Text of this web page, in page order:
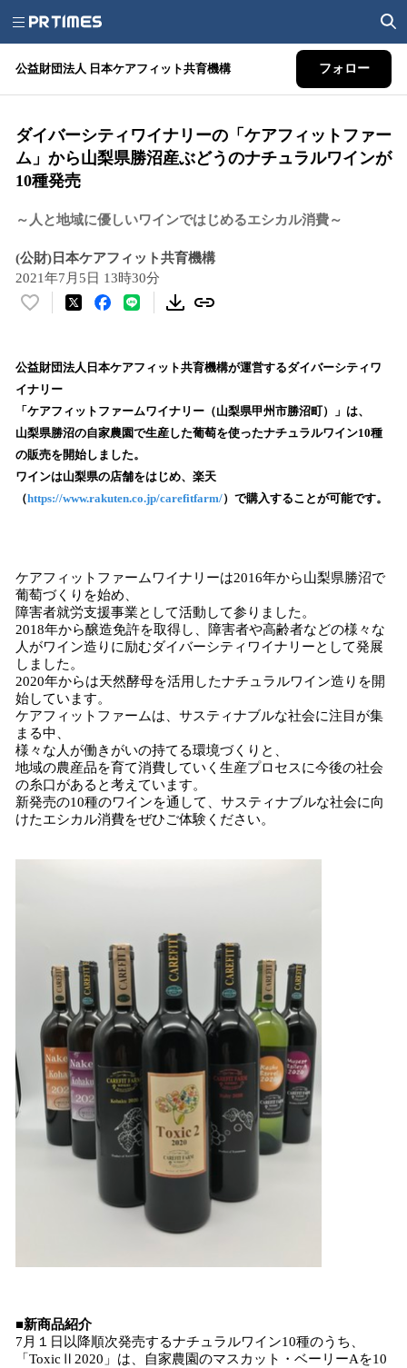
公益財団法人 日本ケアフィット共育機構 フォロー
ダイバーシティワイナリーの「ケアフィットファー
ム」から山梨県勝沼産ぶどうのナチュラルワインが
10種発売
～人と地域に優しいワインではじめるエシカル消費～
(公財)日本ケアフィット共育機構
2021年7月5日 13時30分
い
！
数
を
読
込
み
中
公益財団法人日本ケアフィット共育機構が運営するダイバーシティワ
イナリー
「ケアフィットファームワイナリー（山梨県甲州市勝沼町）」は、
山梨県勝沼の自家農園で生産した葡萄を使ったナチュラルワイン10種
の販売を開始しました。
ワインは山梨県の店舗をはじめ、楽天
（https://www.rakuten.co.jp/carefitfarm/）で購入することが可能です。
ケアフィットファームワイナリーは2016年から山梨県勝沼で
葡萄づくりを始め、
障害者就労支援事業として活動して参りました。
2018年から醸造免許を取得し、障害者や高齢者などの様々な
人がワイン造りに励むダイバーシティワイナリーとして発展
しました。
2020年からは天然酵母を活用したナチュラルワイン造りを開
始しています。
ケアフィットファームは、サスティナブルな社会に注目が集
まる中、
様々な人が働きがいの持てる環境づくりと、
地域の農産品を育て消費していく生産プロセスに今後の社会
の糸口があると考えています。
新発売の10種のワインを通して、サスティナブルな社会に向
けたエシカル消費をぜひご体験ください。
■新商品紹介
7月１日以降順次発売するナチュラルワイン10種のうち、
「ToxicⅡ2020」は、自家農園のマスカット・ベーリーAを10